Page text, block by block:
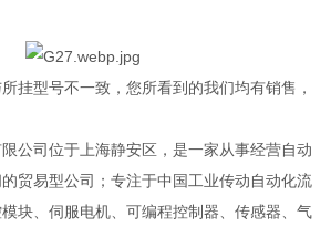
挂型号不一致，您所看到的我们均有销售，
限公司位于上海静安区，是一家从事经营自动
贸易型公司；专注于中国工业传动自动化流
块、伺服电机、可编程控制器、传感器、气